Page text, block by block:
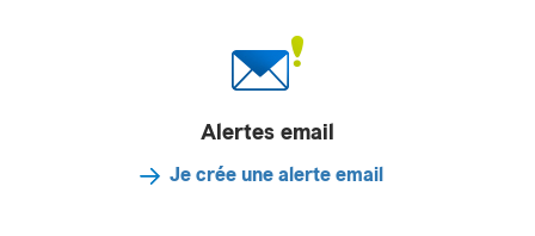
Alertes email
Je crée une alerte email